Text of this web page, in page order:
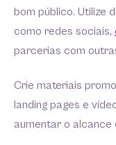
bom público. Utilize
como redes sociais,
parcerias com
Crie materiais
landing pages e
aumentar o alcance